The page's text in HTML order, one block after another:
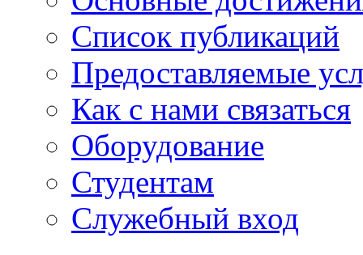
Список публикаций
Предоставляемые
Как с нами связаться
Оборудование
Студентам
Служебный вход